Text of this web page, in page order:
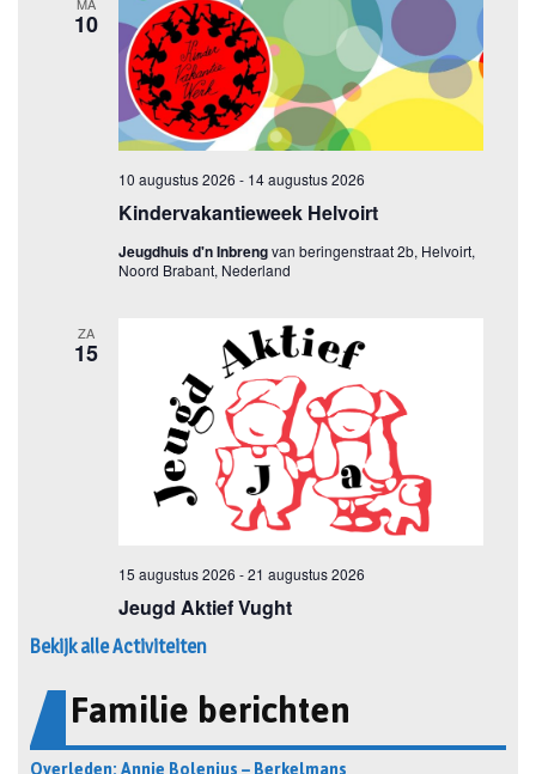
Bekijk alle Activiteiten
Familie berichten